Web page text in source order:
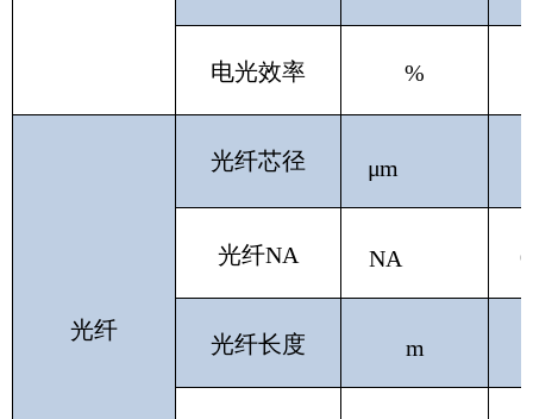
电光效率 %
光纤
光纤芯径 μm
光纤NA NA
光纤长度 m